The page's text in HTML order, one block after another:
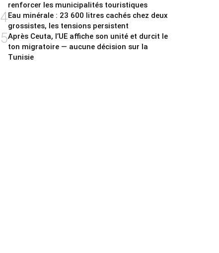
renforcer les municipalités touristiques
4Eau minérale : 23 600 litres cachés chez deux
grossistes, les tensions persistent
5Après Ceuta, l’UE affiche son unité et durcit le
ton migratoire — aucune décision sur la
Tunisie